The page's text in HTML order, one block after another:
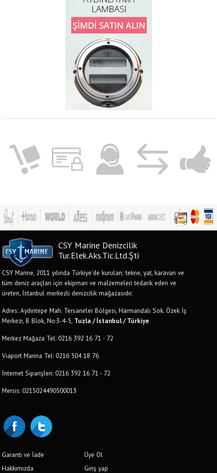
CSY Marine Denizcilik
Tur.Elek.Aks.Tic.Ltd.Şti
CSY Marine, 2011 yılında Türkiye'de kurulan; tekne, yat, karavan ve
tüm deniz araçları için ekipman ve malzemeleri tedarik eden ve
üreten, İstanbul merkezli denizcilik mağazasıdır.
Adres: Aydıntepe Mah. Tersaneler Bölgesi, Harmandalı Sok. Özek İş
Merkezi, B Blok, No:3-4-5, Tuzla / İstanbul / Türkiye
Merkez Mağaza Tel: 0216 392 16 71 - 72
Viaport Marina Tel: 0216 504 18 76
İnternet Siparişleri: 0216 392 16 71 - 72
Mersis: 0215024490500013
Garanti ve İade
Hakkımızda
Üye Ol
Giriş yap